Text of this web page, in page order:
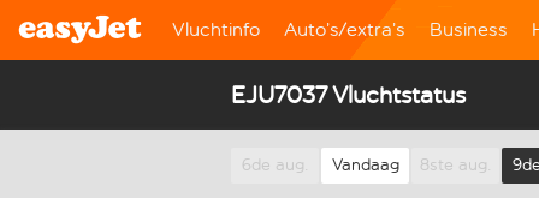
Vluchtinfo Auto’s/extra’s Business
EJU7037 Vluchtstatus
6de aug. Vandaag 8ste aug.